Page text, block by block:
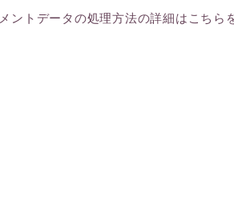
ントデータの処理方法の詳細はこちら